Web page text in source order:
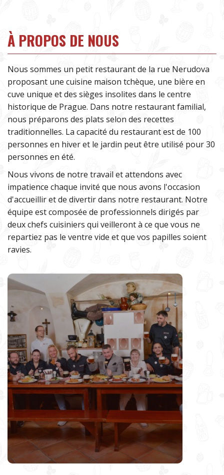
À PROPOS DE NOUS
Nous sommes un petit restaurant de la rue Nerudova
proposant une cuisine maison tchèque, une bière en
cuve unique et des sièges insolites dans le centre
historique de Prague. Dans notre restaurant familial,
nous préparons des plats selon des recettes
traditionnelles. La capacité du restaurant est de 100
personnes en hiver et le jardin peut être utilisé pour 30
personnes en été.
Nous vivons de notre travail et attendons avec
impatience chaque invité que nous avons l'occasion
d'accueillir et de divertir dans notre restaurant. Notre
équipe est composée de professionnels dirigés par
deux chefs cuisiniers qui veilleront à ce que vous ne
repartiez pas le ventre vide et que vos papilles soient
ravies.